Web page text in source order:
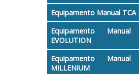
Equipamento Manual TCA
Equipamento Manual
EVOLUTION
Equipamento Manual
MILLENIUM